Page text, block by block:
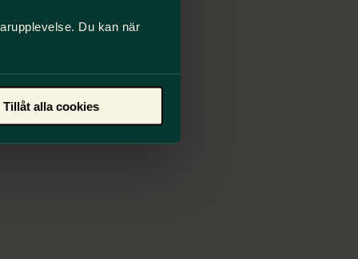
Du kan när
Tillåt alla cookies